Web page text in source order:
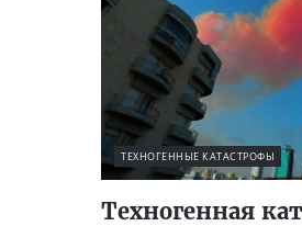
ТЕХНОГЕННЫЕ КАТАСТРОФЫ
Техногенная